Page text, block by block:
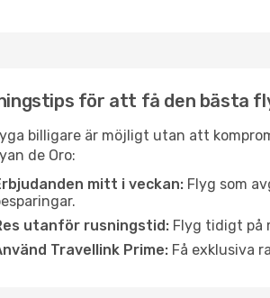
för att få den bästa
billigare är möjligt utan att
de Oro:
mitt i veckan: Flyg som
utanför rusningstid: Flyg tidigt på
Travellink Prime: Få exklusiva